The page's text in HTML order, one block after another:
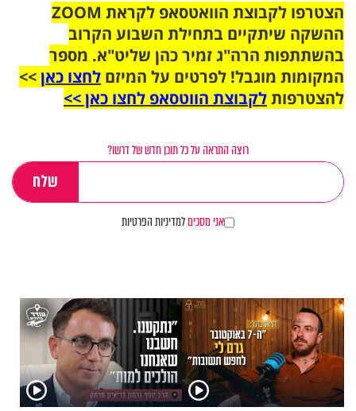
הצטרפו לקבוצת הוואטסאפ לקראת ZOOM
ההשקה שיתקיים בתחילת השבוע הקרוב
בהשתתפות הרה"ג זמיר כהן שליט"א. מספר
המקומות מוגבל! לפרטים על המיזם לחצו כאן>>
להצטרפותלקבוצת הווטסאפ לחצו כאן >>
רוצה התראה על כל תוכן חדש של דרשו?
אני מסכיםלמדיניות הפרטיות